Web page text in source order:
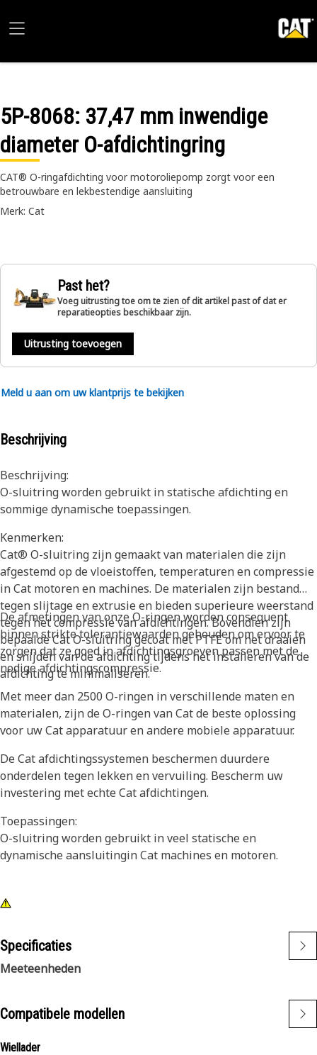
5P-8068: 37,47 mm inwendige
diameter O-afdichtingring
CAT® O-ringafdichting voor motoroliepomp zorgt voor een
betrouwbare en lekbestendige aansluiting
Merk: Cat
Past het?
Voeg uitrusting toe om te zien of dit artikel past of dat er
reparatieopties beschikbaar zijn.
Uitrusting toevoegen
Meld u aan om uw klantprijs te bekijken
Beschrijving
Beschrijving:
O-sluitring worden gebruikt in statische afdichting en
sommige dynamische toepassingen.
Kenmerken:
Cat® O-sluitring zijn gemaakt van materialen die zijn
afgestemd op de vloeistoffen, temperaturen en compressie
in Cat motoren en machines. De materialen zijn bestand
tegen slijtage en extrusie en bieden superieure weerstand
tegen het compressie van afdichtingen. Bovendien zijn
bepaalde Cat O-sluitring gecoat met PTFE om het draaien
en snijden van de afdichting tijdens het installeren van de
afdichting te minimaliseren.
De afmetingen van onze O-ringen worden consequent
binnen strikte tolerantiewaarden gehouden om ervoor te
zorgen dat ze goed in afdichtingsgroeven passen met de
nodige afdichtingscompressie.
Met meer dan 2500 O-ringen in verschillende maten en
materialen, zijn de O-ringen van Cat de beste oplossing
voor uw Cat apparatuur en andere mobiele apparatuur.
De Cat afdichtingssystemen beschermen duurdere
onderdelen tegen lekken en vervuiling. Bescherm uw
investering met echte Cat afdichtingen.
Toepassingen:
O-sluitring worden gebruikt in veel statische en
dynamische aansluitingin Cat machines en motoren.
Specificaties
Meeteenheden
Compatibele modellen
Wiellader